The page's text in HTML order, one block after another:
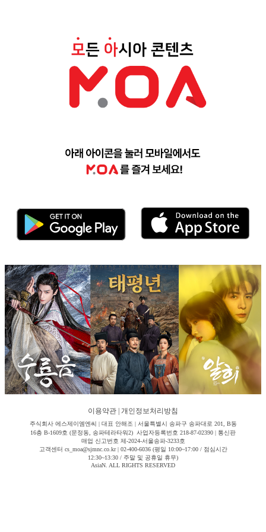
이용약관 개인정보처리방침
주식회사 에스제이엠엔씨 | 대표 안해조 | 서울특별시 송파구 송파대로 201, B동
16층 B-1609호 (문정동, 송파테라타워2) 사업자등록번호 218-87-02390 | 통신판
매업 신고번호 제-2024-서울송파-3233호
고객센터 cs_moa@sjmnc.co.kr | 02-400-6036 (평일 10:00~17:00 / 점심시간
12:30~13:30 / 주말 및 공휴일 휴무)
AsiaN. ALL RIGHTS RESERVED